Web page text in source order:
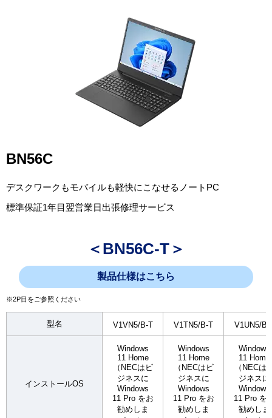
BN56C
デスクワークもモバイルも軽快にこなせるノートPC
標準保証1年目翌営業日出張修理サービス
＜BN56C-T＞
製品仕様はこちら
※2P目をご参照ください
型名 V1VN5/B-T V1TN5/B-T V1UN5/B-
インストールOS
Windows
11 Home
（NECはビ
ジネスに
Windows
11 Pro をお
勧めしま
Windows
11 Home
（NECはビ
ジネスに
Windows
11 Pro をお
勧めしま
Windows
11 Home
（NECは
ジネスに
Windows
11 Pro を
勧めしま